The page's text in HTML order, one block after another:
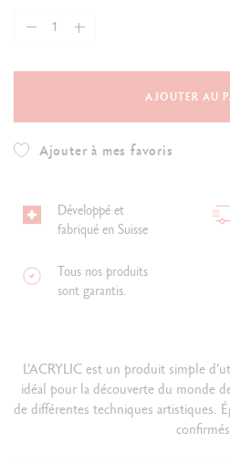
AJOUTER AU
Ajouter à mes favoris
Développé et
fabriqué en Suisse
Tous nos produits
sont garantis.
L’ACRYLIC est un produit simple
idéal pour la découverte du monde
de différentes techniques artistiques.